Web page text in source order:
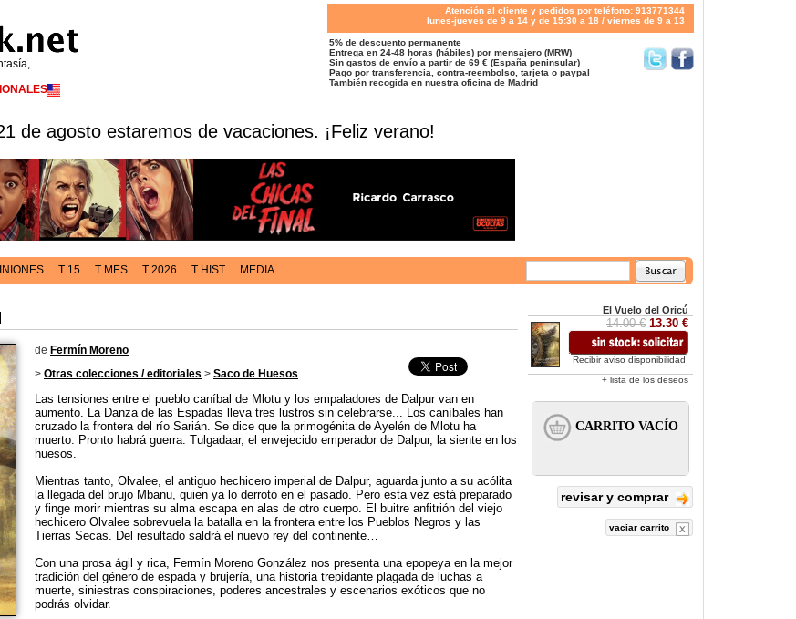
Atención al cliente y pedidos por teléfono: 913771344
lunes-jueves de 9 a 14 y de 15:30 a 18 / viernes de 9 a 13
5% de descuento permanente
Entrega en 24-48 horas (hábiles) por mensajero (MRW)
Sin gastos de envío a partir de 69 € (España peninsular)
Pago por transferencia, contra-reembolso, tarjeta o paypal
También recogida en nuestra oficina de Madrid
de agosto estaremos de vacaciones. ¡Feliz verano!
T 15 T MES T 2026 T HIST MEDIA
de Fermín Moreno
> Otras colecciones / editoriales > Saco de Huesos
Las tensiones entre el pueblo caníbal de Mlotu y los empaladores de Dalpur van en
aumento. La Danza de las Espadas lleva tres lustros sin celebrarse... Los caníbales han
cruzado la frontera del río Sarián. Se dice que la primogénita de Ayelén de Mlotu ha
muerto. Pronto habrá guerra. Tulgadaar, el envejecido emperador de Dalpur, la siente en los
huesos.
Mientras tanto, Olvalee, el antiguo hechicero imperial de Dalpur, aguarda junto a su acólita
la llegada del brujo Mbanu, quien ya lo derrotó en el pasado. Pero esta vez está preparado
y finge morir mientras su alma escapa en alas de otro cuerpo. El buitre anfitrión del viejo
hechicero Olvalee sobrevuela la batalla en la frontera entre los Pueblos Negros y las
Tierras Secas. Del resultado saldrá el nuevo rey del continente…
Con una prosa ágil y rica, Fermín Moreno González nos presenta una epopeya en la mejor
tradición del género de espada y brujería, una historia trepidante plagada de luchas a
muerte, siniestras conspiraciones, poderes ancestrales y escenarios exóticos que no
podrás olvidar.
El Vuelo del Oricú
14.00 € 13.30 €
Recibir aviso disponibilidad
+ lista de los deseos
revisar y comprar
vaciar carrito